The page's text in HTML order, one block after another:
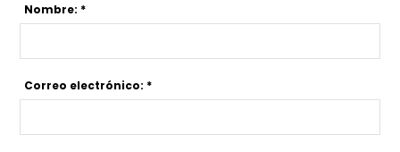
Nombre: *
Correo electrónico: *